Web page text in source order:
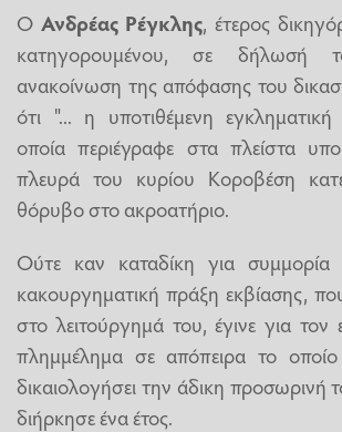
Ο Ανδρέας Ρέγκλης, έτερος
κατηγορουμένου, σε δήλωσή
ανακοίνωση της απόφασης του
ότι "... η υποτιθέμενη
οποία περιέγραφε στα πλείστα
πλευρά του κυρίου Κοροβέση
θόρυβο στο ακροατήριο.
Ούτε καν καταδίκη για
κακουργηματική πράξη εκβίασης,
στο λειτούργημά του, έγινε για τον
πλημμέλημα σε απόπειρα το
δικαιολογήσει την άδικη προσωρινή
διήρκησε ένα έτος.